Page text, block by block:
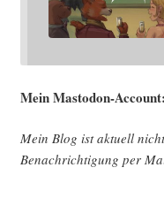
Mein Mast­o­don-Account:
Mein Blog ist aktu­ell
Benach­rich­ti­gung per